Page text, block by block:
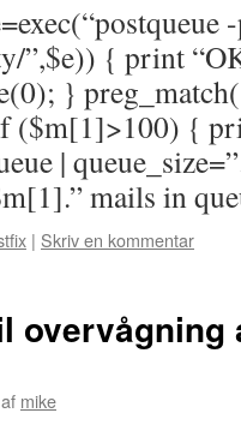
”,$e)) { print
}
($m[1]>100) {
|
mails in
| Skriv en kommentar
overvågning
af mike